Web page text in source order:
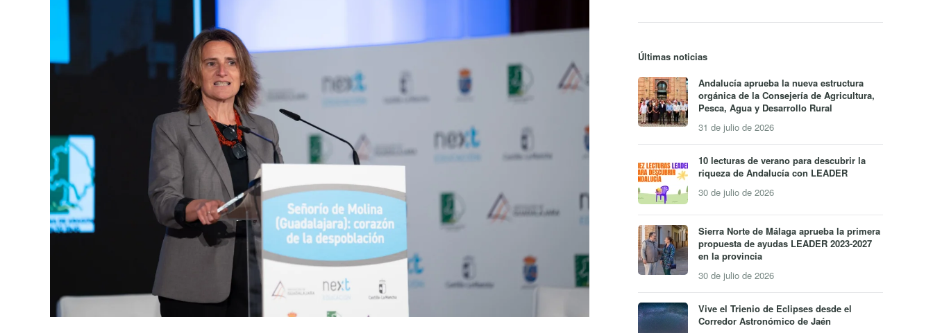
Últimas noticias
Andalucía aprueba la nueva estructura
orgánica de la Consejería de Agricultura,
Pesca, Agua y Desarrollo Rural
31 de julio de 2026
10 lecturas de verano para descubrir la
riqueza de Andalucía con LEADER
30 de julio de 2026
Sierra Norte de Málaga aprueba la primera
propuesta de ayudas LEADER 2023-2027
en la provincia
30 de julio de 2026
Vive el Trienio de Eclipses desde el
Corredor Astronómico de Jaén